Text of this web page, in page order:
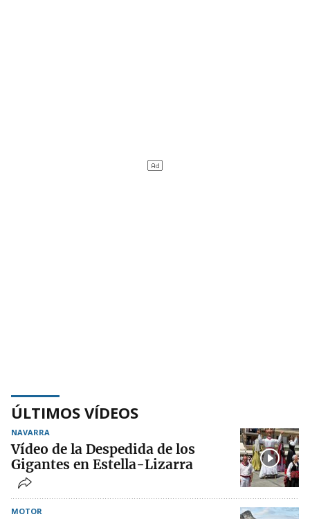
ÚLTIMOS VÍDEOS
NAVARRA
Vídeo de la Despedida de los
Gigantes en Estella-Lizarra
MOTOR